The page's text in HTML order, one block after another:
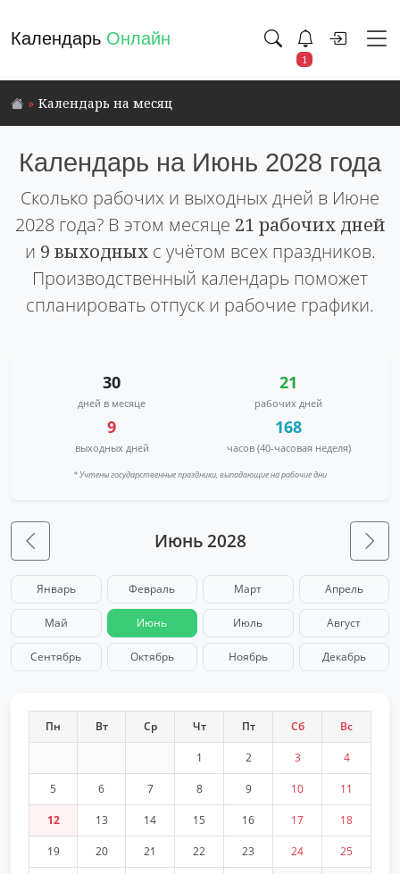
Календарь Онлайн
1
Календарь на месяц
Календарь на Июнь 2028 года
Сколько рабочих и выходных дней в Июне
2028 года? В этом месяце 21 рабочих дней
и 9 выходныхс учётом всех праздников.
Производственный календарь поможет
спланировать отпуск и рабочие графики.
30
дней в месяце
21
рабочих дней
9
выходных дней
168
часов (40-часовая неделя)
* Учтены государственные праздники, выпадающие на рабочие дни
Июнь 2028
Январь Февраль Март Апрель
Май Июнь Июль Август
Сентябрь Октябрь Ноябрь Декабрь
Пн Вт Ср Чт Пт Сб Вс
1 2 3 4
5 6 7 8 9 10 11
12 13 14 15 16 17 18
19 20 21 22 23 24 25